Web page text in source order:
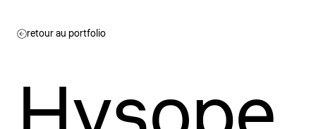
retour au portfolio